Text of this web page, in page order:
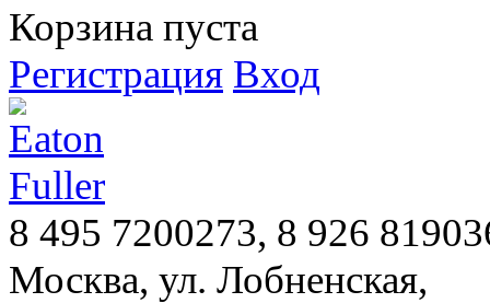
Корзина пуста
Регистрация Вход
8 495 7200273, 8 926
Москва, ул. Лобненская,